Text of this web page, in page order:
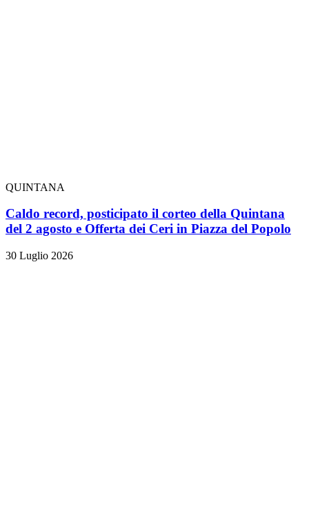
QUINTANA
Caldo record, posticipato il corteo della Quintana
del 2 agosto e Offerta dei Ceri in Piazza del Popolo
30 Luglio 2026